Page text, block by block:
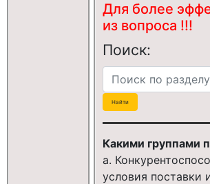
Для более
из вопроса !!!
Поиск:
Какими группами
a.
условия поставки